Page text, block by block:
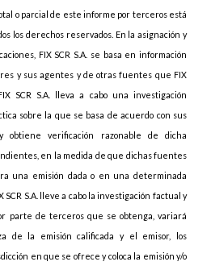
o parcial de este informe por terceros está
los derechos reservados. En la asignación y
FIX SCR S.A. se basa en información
y sus agentes y de otras fuentes que FIX
SCR S.A. lleva a cabo una investigación
sobre la que se basa de acuerdo con sus
obtiene verificación razonable de dicha
en la medida de que dichas fuentes
una emisión dada o en una determinada
S.A. lleve a cabo la investigación factual y
parte de terceros que se obtenga, variará
de la emisión calificada y el emisor, los
en que se ofrece y coloca la emisión y/o